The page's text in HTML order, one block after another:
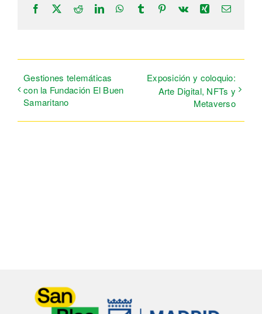
Facebook RedditLinkedInWhatsApp
Tumblr Pinterest
Vk XingCorreo
Gestiones telemáticas
con la Fundación El Buen
Samaritano
Exposición y coloquio:
Arte Digital, NFTs y
Metaverso